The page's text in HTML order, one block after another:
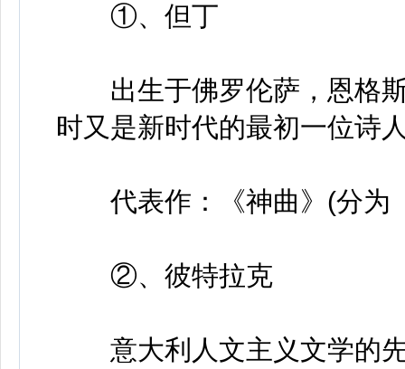
①、但丁
出生于佛罗伦萨，恩格斯
时又是新时代的最初一位诗
代表作：《神曲》(分为
②、彼特拉克
意大利人文主义文学的先